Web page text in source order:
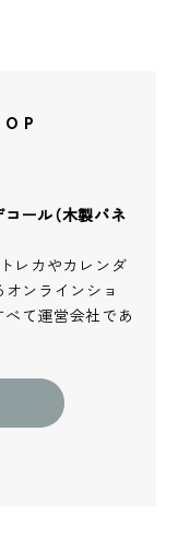
ール（木製パネ
レカやカレンダ
オンラインショ
て運営会社であ